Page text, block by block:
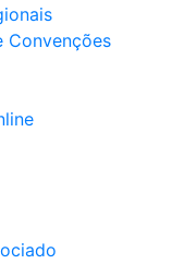
Convenções